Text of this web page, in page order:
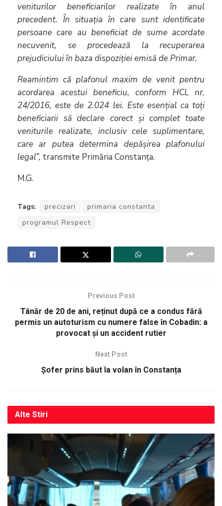
veniturilor beneficiarilor realizate în anul
precedent. În situația în care sunt identificate
persoane care au beneficiat de sume acordate
necuvenit, se procedează la recuperarea
prejudiciului în baza dispoziției emisă de Primar.
Reamintim că plafonul maxim de venit pentru
acordarea acestui beneficiu, conform HCL nr.
24/2016, este de 2.024 lei. Este esențial ca toți
beneficiarii să declare corect și complet toate
veniturile realizate, inclusiv cele suplimentare,
care ar putea determina depășirea plafonului
legal”, transmite Primăria Constanța.
M.G.
Tags: precizari
primaria constanta
programul Respect
Previous Post
Tânăr de 20 de ani, reținut după ce a condus fără
permis un autoturism cu numere false în Cobadin: a
provocat și un accident rutier
Next Post
Șofer prins băut la volan în Constanța
Alte Stiri